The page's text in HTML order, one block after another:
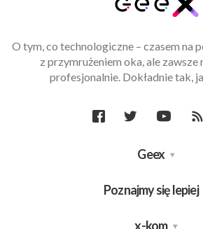
O tym, co technologiczne – czasem na
z przymrużeniem oka, ale zawsze
profesjonalnie. Dokładnie tak,
Geex
Poznajmy się lepiej
x-kom